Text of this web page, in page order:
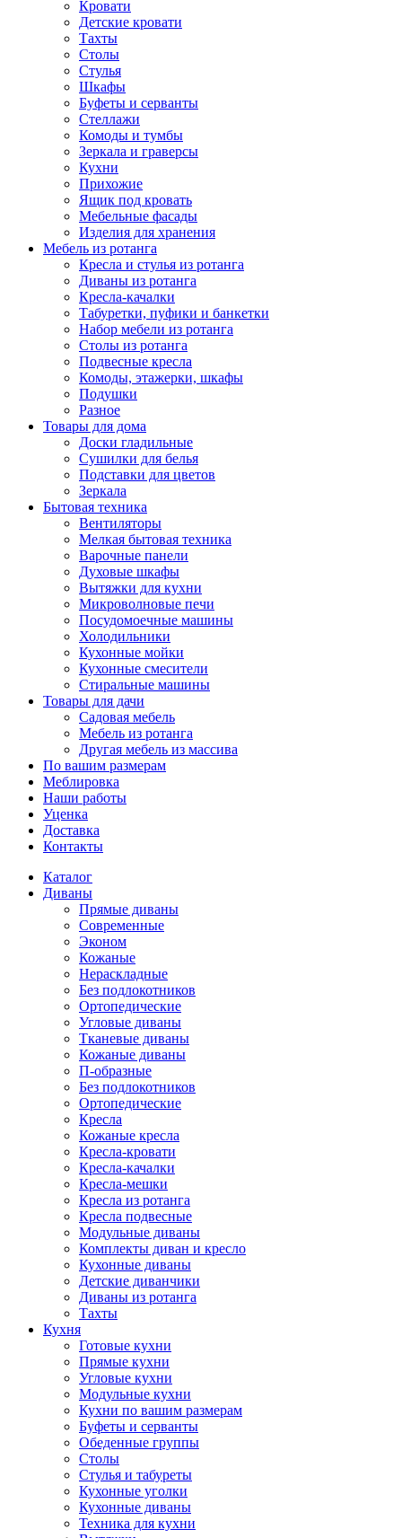
Кровати
Детские кровати
Тахты
Столы
Стулья
Шкафы
Буфеты и серванты
Стеллажи
Комоды и тумбы
Зеркала и граверсы
Кухни
Прихожие
Ящик под кровать
Мебельные фасады
Изделия для хранения
Мебель из ротанга
Кресла и стулья из ротанга
Диваны из ротанга
Кресла-качалки
Табуретки, пуфики и банкетки
Набор мебели из ротанга
Столы из ротанга
Подвесные кресла
Комоды, этажерки, шкафы
Подушки
Разное
Товары для дома
Доски гладильные
Сушилки для белья
Подставки для цветов
Зеркала
Бытовая техника
Вентиляторы
Мелкая бытовая техника
Варочные панели
Духовые шкафы
Вытяжки для кухни
Микроволновые печи
Посудомоечные машины
Холодильники
Кухонные мойки
Кухонные смесители
Стиральные машины
Товары для дачи
Садовая мебель
Мебель из ротанга
Другая мебель из массива
По вашим размерам
Меблировка
Наши работы
Уценка
Доставка
Контакты
Каталог
Диваны
Прямые диваны
Современные
Эконом
Кожаные
Нераскладные
Без подлокотников
Ортопедические
Угловые диваны
Тканевые диваны
Кожаные диваны
П-образные
Без подлокотников
Ортопедические
Кресла
Кожаные кресла
Кресла-кровати
Кресла-качалки
Кресла-мешки
Кресла из ротанга
Кресла подвесные
Модульные диваны
Комплекты диван и кресло
Кухонные диваны
Детские диванчики
Диваны из ротанга
Тахты
Кухня
Готовые кухни
Прямые кухни
Угловые кухни
Модульные кухни
Кухни по вашим размерам
Буфеты и серванты
Обеденные группы
Столы
Стулья и табуреты
Кухонные уголки
Кухонные диваны
Техника для кухни